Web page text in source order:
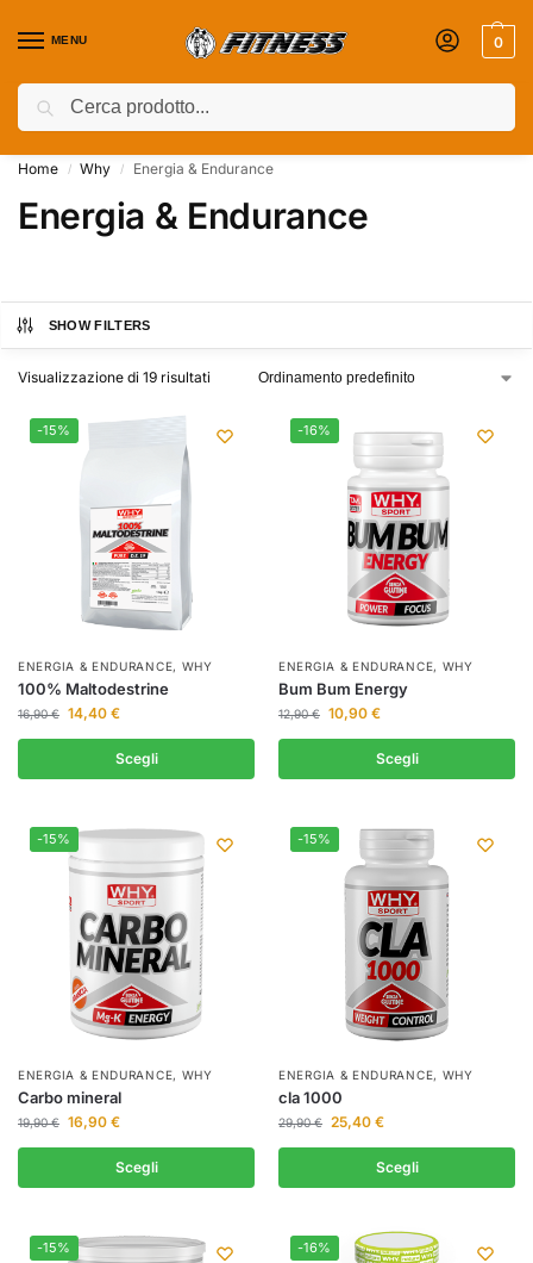
MENU 0
Coupon attivi ⚡ Aggiungili nel Carrello!
Home / Why / Energia & Endurance
Energia & Endurance
SHOW FILTERS
Visualizzazione di 19 risultati
-15%
ENERGIA & ENDURANCE, WHY
100% Maltodestrine
16,90€ 14,40 €
Scegli
-16%
ENERGIA & ENDURANCE, WHY
Bum Bum Energy
12,90€ 10,90 €
Scegli
-15%
ENERGIA & ENDURANCE, WHY
Carbo mineral
19,90€ 16,90 €
Scegli
-15%
ENERGIA & ENDURANCE, WHY
cla 1000
29,90€ 25,40 €
Scegli
-15% -16%